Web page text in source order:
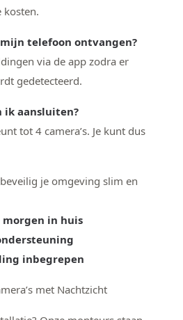
kosten.
telefoon ontvangen?
via de app zodra er
gedetecteerd.
ik aansluiten?
tot 4 camera’s. Je kunt dus
je omgeving slim en
morgen in huis
inbegrepen
met Nachtzicht